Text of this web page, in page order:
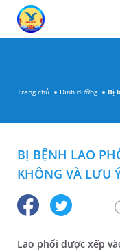
Trang chủ Dinh dưỡng Bị
BỊ BỆNH LAO
KHÔNG VÀ LƯU
Lao phổi được xếp